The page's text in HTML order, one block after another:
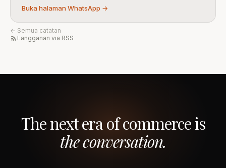
Buka halaman WhatsApp →
← Semua catatan
Langganan via RSS
The next era of commerce is
the conversation.